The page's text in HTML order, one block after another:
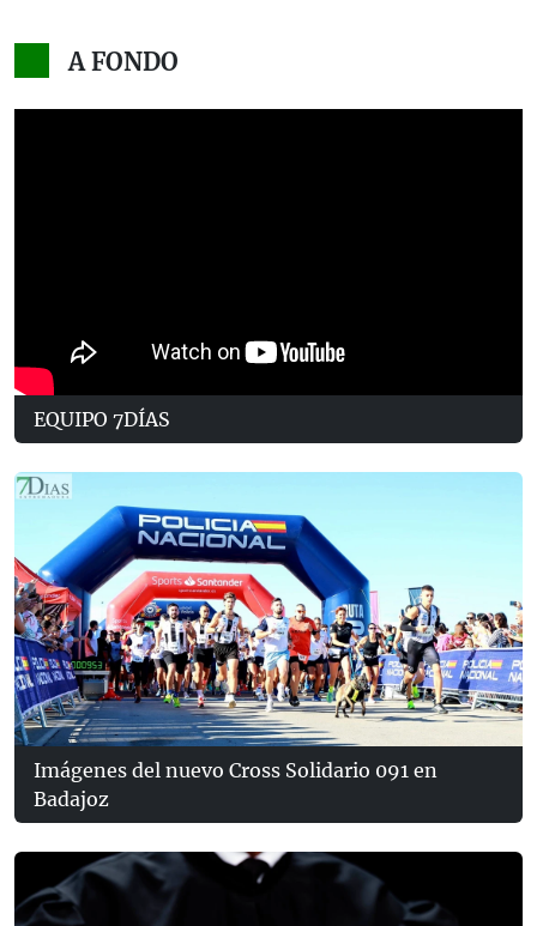
A FONDO
EQUIPO 7DÍAS
Imágenes del nuevo Cross Solidario 091 en
Badajoz